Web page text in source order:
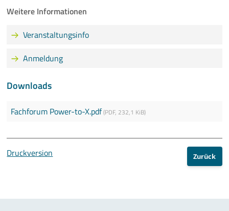
Weitere Informationen
Veranstaltungsinfo
Anmeldung
Downloads
Fachforum Power-to-X.pdf(PDF, 232,1 KiB)
Druckversion Zurück